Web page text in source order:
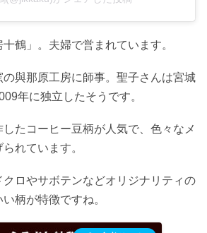
鶴」。夫婦で営まれています。
與那原工房に師事。聖子さんは宮城
年に独立したそうです。
たコーヒー豆柄が人気で、色々なメ
れています。
クロやサボテンなどオリジナリティの
柄が特徴ですね。